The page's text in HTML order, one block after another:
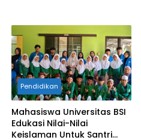
Pendidikan
Mahasiswa Universitas BSI
Edukasi Nilai-Nilai
Keislaman Untuk Santri